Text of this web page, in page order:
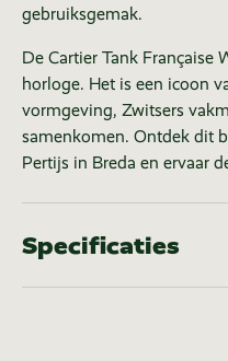
gebruiksgemak.
De Cartier Tank Française
horloge. Het is een icoon
vormgeving, Zwitsers
samenkomen. Ontdek dit
Pertijs in Breda en ervaar
Specificaties